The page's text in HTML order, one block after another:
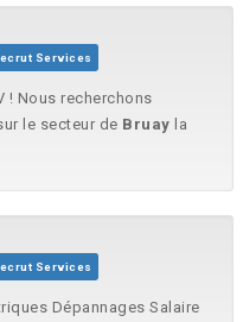
Services
! Nous recherchons
le secteur de Bruay la
Services
Dépannages Salaire